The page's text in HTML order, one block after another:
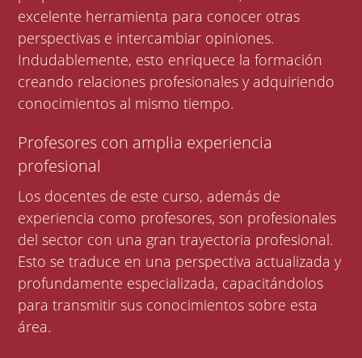
excelente herramienta para conocer otras
perspectivas e intercambiar opiniones.
Indudablemente, esto enriquece la formación
creando relaciones profesionales y adquiriendo
conocimientos al mismo tiempo.
Profesores con amplia experiencia
profesional
Los docentes de este curso, además de
experiencia como profesores, son profesionales
del sector con una gran trayectoria profesional.
Esto se traduce en una perspectiva actualizada y
profundamente especializada, capacitándolos
para transmitir sus conocimientos sobre esta
área.